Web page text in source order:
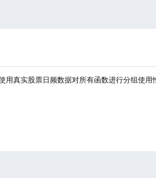
用真实股票日频数据对所有函数进行分组使用